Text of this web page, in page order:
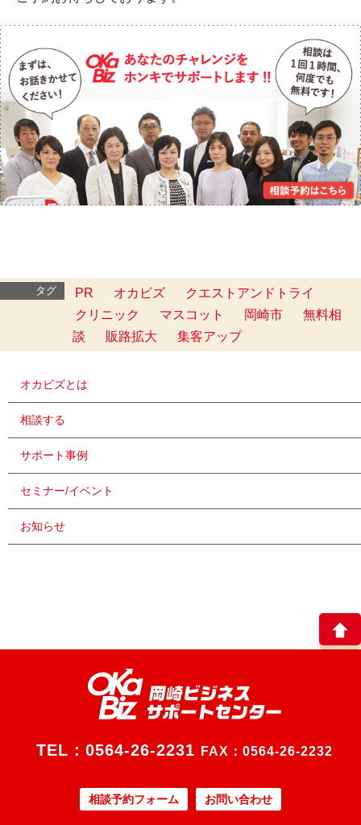
タグ PR オカビズ
クエストアンドトライ
クリニック
マスコット 岡崎市
無料相
談
販路拡大 集客アップ
オカビズとは
相談する
サポート事例
セミナー/イベント
お知らせ
TEL： 0564-26-2231 FAX：0564-26-2232
相談予約フォーム お問い合わせ